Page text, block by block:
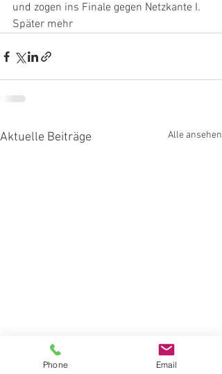
und zogen ins Finale gegen Netzkante I.
Später mehr
Aktuelle Beiträge Alle ansehen
Phone Email